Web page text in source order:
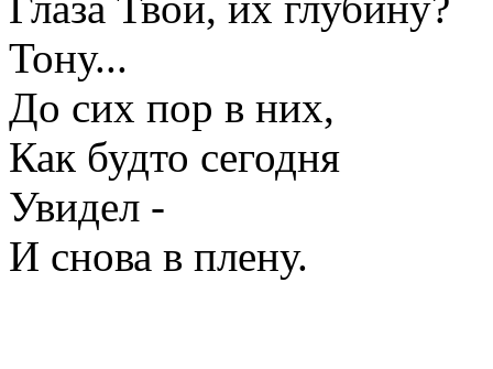
Тону...
До сих пор в них,
Как будто сегодня
Увидел -
И снова в плену.